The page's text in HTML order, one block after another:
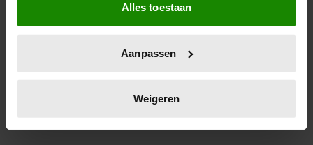
Informatie verzamelen over uw geografische
locatie, die tot een paar meter nauwkeurig kan zijn
scannen op specifieke eigenschappen (fingerprinting)
verwerkt en stel uw voorkeuren in het
intrekken in de Cookieverklaring.
Alles toestaan
Aanpassen
Weigeren